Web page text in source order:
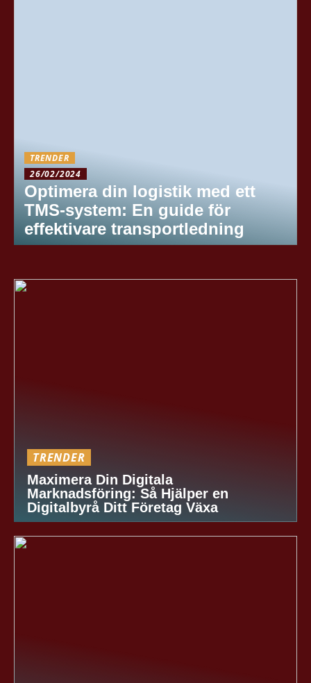
TRENDER
26/02/2024
Optimera din logistik med ett
TMS-system: En guide för
effektivare transportledning
TRENDER
Maximera Din Digitala
Marknadsföring: Så Hjälper en
Digitalbyrå Ditt Företag Växa